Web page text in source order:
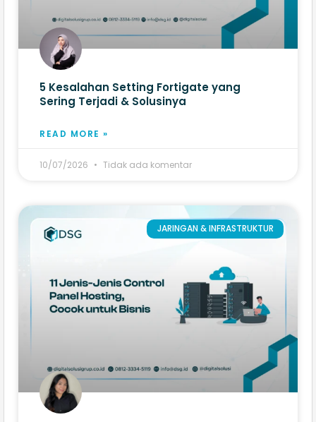
5 Kesalahan Setting Fortigate yang
Sering Terjadi & Solusinya
READ MORE »
10/07/2026 Tidak ada komentar
JARINGAN & INFRASTRUKTUR